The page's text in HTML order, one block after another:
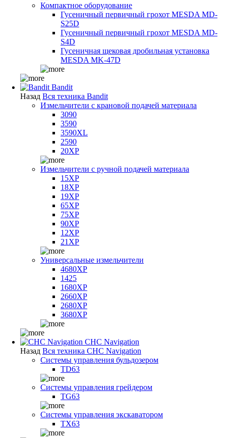
Компактное оборудование
Гусеничный первичный грохот MESDA MD-
S25D
Гусеничный первичный грохот MESDA MD-
S4D
Гусеничная щековая дробильная установка
MESDA MK-47D
Bandit
Назад Вся техника Bandit
Измельчители с крановой подачей материала
3090
3590
3590XL
2590
20XP
Измельчители с ручной подачей материала
15XP
18XP
19XP
65XP
75XP
90XP
12XP
21XP
Универсальные измельчители
4680XP
1425
1680XP
2660XP
2680XP
3680XP
CHC Navigation
Назад Вся техника CHC Navigation
Системы управления бульдозером
TD63
Системы управления грейдером
TG63
Системы управления экскаватором
TX63